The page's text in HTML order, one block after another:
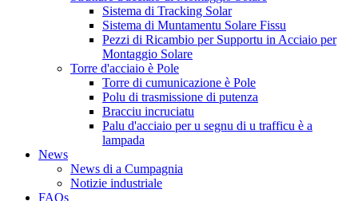
Sistema di Tracking Solar
Sistema di Muntamentu Solare Fissu
Pezzi di Ricambio per Supportu in Acciaio per
Montaggio Solare
Torre d'acciaio è Pole
Torre di cumunicazione è Pole
Polu di trasmissione di putenza
Bracciu incruciatu
Palu d'acciaio per u segnu di u trafficu è a
lampada
News
News di a Cumpagnia
Notizie industriale
FAQs